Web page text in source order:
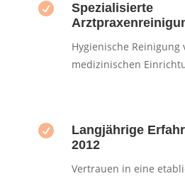

Spezialisierte
Hygienische Reinigung
medizinischen

Langjährige
2012
Vertrauen in eine